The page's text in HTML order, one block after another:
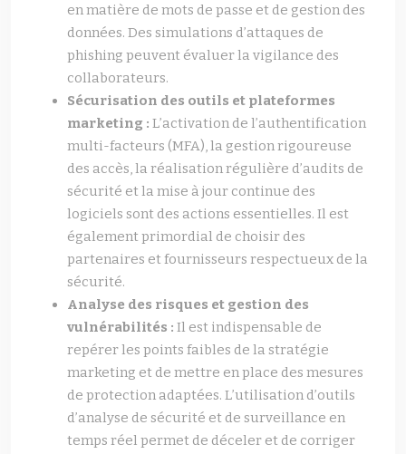
en matière de mots de passe et de gestion des
données. Des simulations d’attaques de
phishing peuvent évaluer la vigilance des
collaborateurs.
Sécurisation des outils et plateformes
marketing : L’activation de l’authentification
multi-facteurs (MFA), la gestion rigoureuse
des accès, la réalisation régulière d’audits de
sécurité et la mise à jour continue des
logiciels sont des actions essentielles. Il est
également primordial de choisir des
partenaires et fournisseurs respectueux de la
sécurité.
Analyse des risques et gestion des
vulnérabilités : Il est indispensable de
repérer les points faibles de la stratégie
marketing et de mettre en place des mesures
de protection adaptées. L’utilisation d’outils
d’analyse de sécurité et de surveillance en
temps réel permet de déceler et de corriger